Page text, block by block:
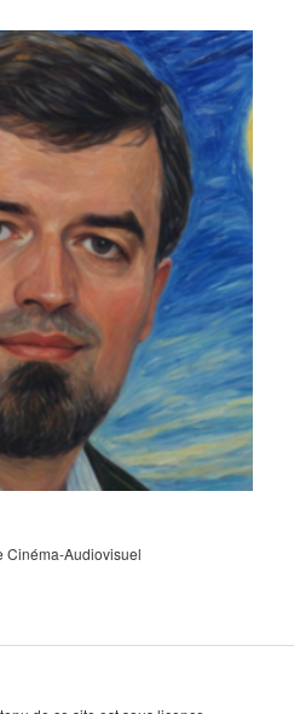
Cinéma-Audiovisuel